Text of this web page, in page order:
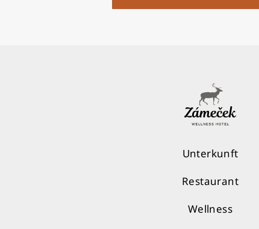
Unterkunft
Restaurant
Wellness